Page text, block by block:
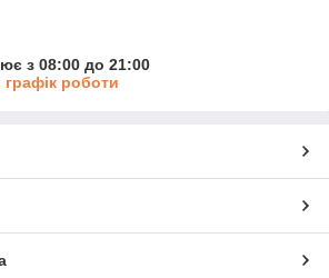
з 08:00 до 21:00
роботи